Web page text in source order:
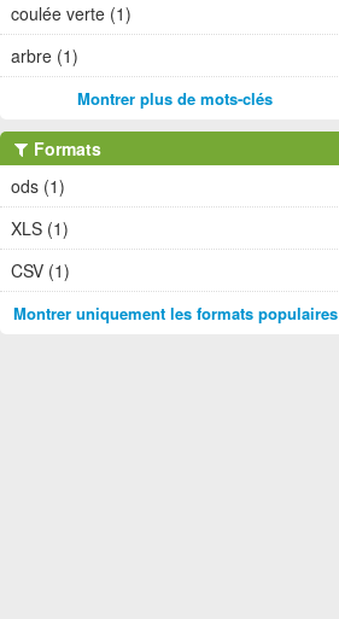
coulée verte (1)
arbre (1)
Montrer plus de mots-clés
Formats
ods (1)
XLS (1)
CSV (1)
Montrer uniquement les formats populaires